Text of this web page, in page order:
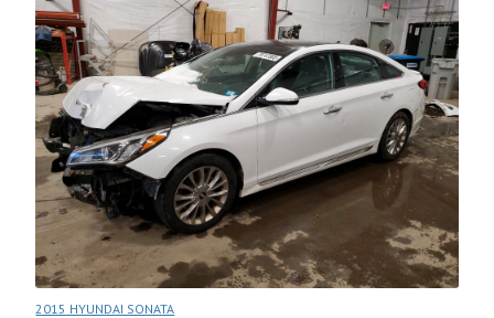
2015 HYUNDAI SONATA